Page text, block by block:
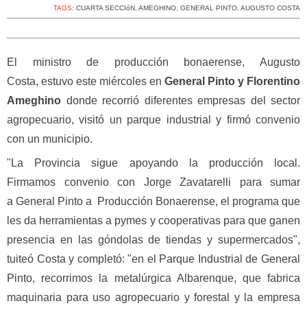
TAGS: CUARTA SECCIóN, AMEGHINO, GENERAL PINTO, AUGUSTO COSTA
El ministro de producción bonaerense, Augusto
Costa, estuvo este miércoles en General Pinto y Florentino
Ameghino donde recorrió diferentes empresas del sector
agropecuario, visitó un parque industrial y firmó convenio
con un municipio.
"La Provincia sigue apoyando la producción local.
Firmamos convenio con Jorge Zavatarelli para sumar
a General Pinto a Producción Bonaerense, el programa que
les da herramientas a pymes y cooperativas para que ganen
presencia en las góndolas de tiendas y supermercados",
tuiteó Costa y completó: "en el Parque Industrial de General
Pinto, recorrimos la metalúrgica Albarenque, que fabrica
maquinaria para uso agropecuario y forestal y la empresa